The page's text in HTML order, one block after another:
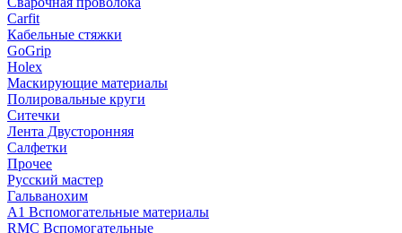
Carfit
Кабельные стяжки
GoGrip
Holex
Маскирующие материалы
Полировальные круги
Ситечки
Лента Двусторонняя
Салфетки
Прочее
Русский мастер
Гальванохим
А1 Вспомогательные материалы
RMC Вспомогательные